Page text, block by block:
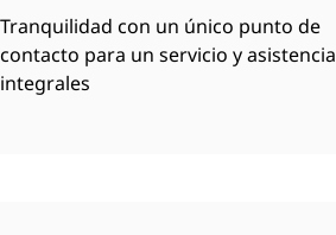
Tranquilidad con un único punto de
contacto para un servicio y asistencia
integrales